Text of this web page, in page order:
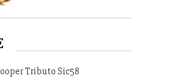
Tributo Sic58